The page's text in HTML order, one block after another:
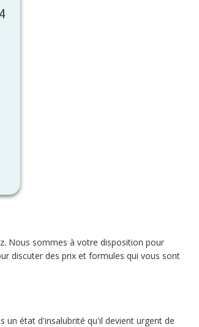
Nous sommes à votre disposition pour
discuter des prix et formules qui vous sont
un état d'insalubrité qu'il devient urgent de